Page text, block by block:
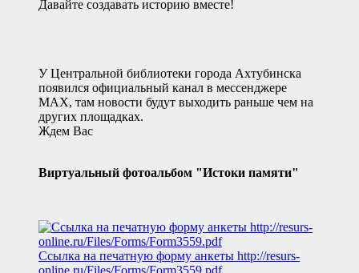
Давайте создавать историю вместе!
У Центральной библиотеки города Ахтубинска
появился официальный канал в мессенджере
MAX, там новости будут выходить раньше чем на
других площадках.
Ждем Вас
Виртуальный фотоальбом "Истоки памяти"
Ссылка на печатную форму анкеты http://resurs-